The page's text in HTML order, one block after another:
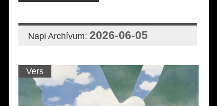
Napi Archívum: 2026-06-05
Vers